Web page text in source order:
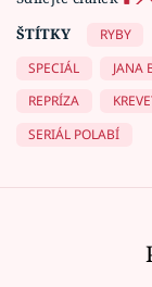
ŠTÍTKY
RYBY
SPECIÁL
JANA
REPRÍZA
SERIÁL POLABÍ